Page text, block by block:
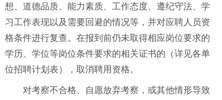
想、道德品质、能力素质、工作态度、遵纪守法、学
习工作表现以及需要回避的情况等，并对应聘人员资
格条件进行复查。在报到前仍未取得相应岗位要求的
学历、学位等岗位条件要求的相关证书的（详见各单
位招聘计划表），取消聘用资格。
对考察不合格、自愿放弃考察，或其他情形导致